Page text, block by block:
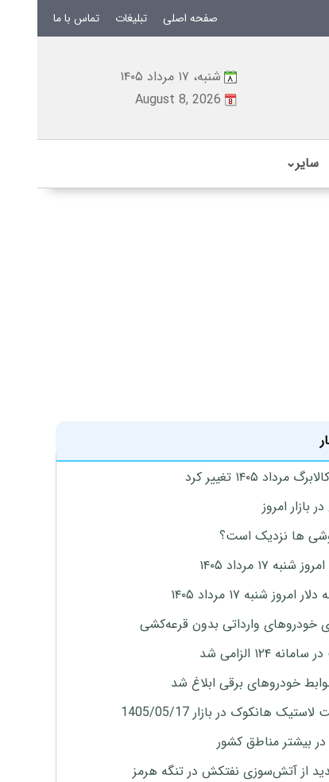
صفحه اصلی تبلیغات تماس با ما
شنبه، ۱۷ مرداد ۱۴۰۵
August 8, 2026
سایر⌄
۱۴۰۵ تغییر کرد
بازار امروز
ها نزدیک است؟
۱۷ مرداد ۱۴۰۵
شنبه ۱۷ مرداد ۱۴۰۵
خودروهای وارداتی بدون قرعه‌کشی
۱۲۴ الزامی شد
خودروهای برقی ابلاغ شد
هانکوک در بازار 1405/05/17
در بیشتر مناطق کشور
از آتش‌سوزی نفتکش در تنگه هرمز